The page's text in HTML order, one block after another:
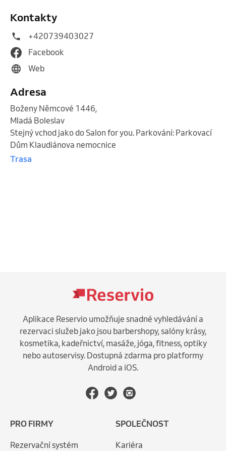
Kontakty
+420739403027
Facebook
Web
Adresa
Boženy Němcové 1446,
Mladá Boleslav
Stejný vchod jako do Salon for you. Parkování: Parkovací
Dům Klaudiánova nemocnice
Trasa
Aplikace Reservio umožňuje snadné vyhledávání a
rezervaci služeb jako jsou barbershopy, salóny krásy,
kosmetika, kadeřnictví, masáže, jóga, fitness, optiky
nebo autoservisy. Dostupná zdarma pro platformy
Android a iOS.
PRO FIRMY
Rezervační systém
SPOLEČNOST
Kariéra